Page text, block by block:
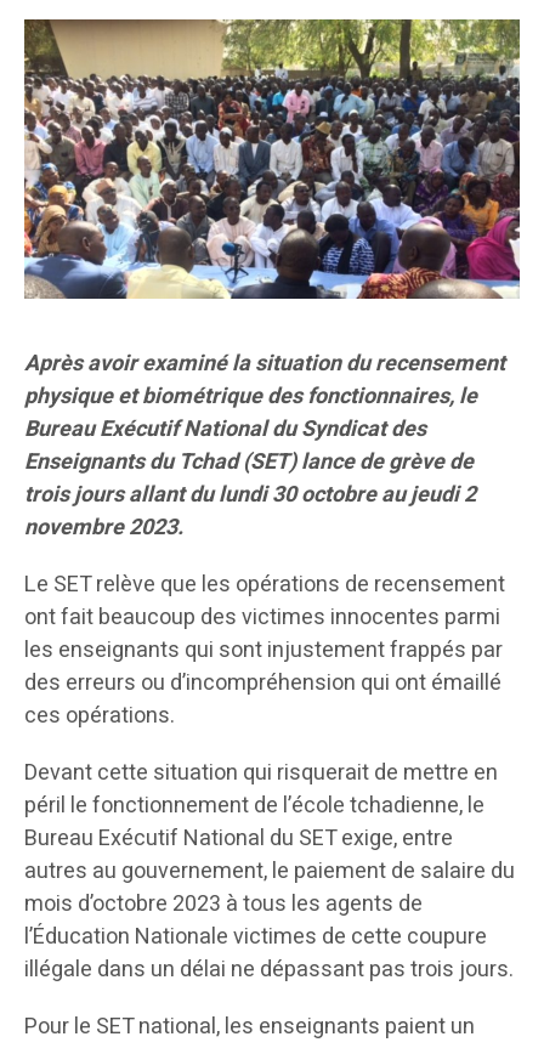
Après avoir examiné la situation du recensement
physique et biométrique des fonctionnaires, le
Bureau Exécutif National du Syndicat des
Enseignants du Tchad (SET) lance de grève de
trois jours allant du lundi 30 octobre au jeudi 2
novembre 2023.
Le SET relève que les opérations de recensement
ont fait beaucoup des victimes innocentes parmi
les enseignants qui sont injustement frappés par
des erreurs ou d’incompréhension qui ont émaillé
ces opérations.
Devant cette situation qui risquerait de mettre en
péril le fonctionnement de l’école tchadienne, le
Bureau Exécutif National du SET exige, entre
autres au gouvernement, le paiement de salaire du
mois d’octobre 2023 à tous les agents de
l’Éducation Nationale victimes de cette coupure
illégale dans un délai ne dépassant pas trois jours.
Pour le SET national, les enseignants paient un